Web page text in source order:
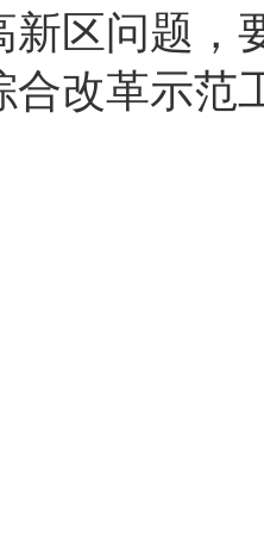
新区问题，
合改革示范